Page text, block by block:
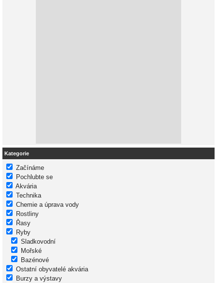
Kategorie
Začínáme
Pochlubte se
Akvária
Technika
Chemie a úprava vody
Rostliny
Řasy
Ryby
Sladkovodní
Mořské
Bazénové
Ostatní obyvatelé akvária
Burzy a výstavy